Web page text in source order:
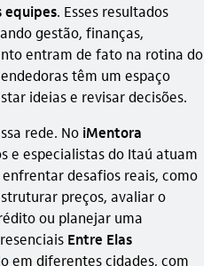
equipes. Esses resultados
gestão, finanças,
entram de fato na rotina do
têm um espaço
ideias e revisar decisões.
rede. No iMentora
e especialistas do Itaú atuam
desafios reais, como
preços, avaliar o
ou planejar uma
Entre Elas
em diferentes cidades, com